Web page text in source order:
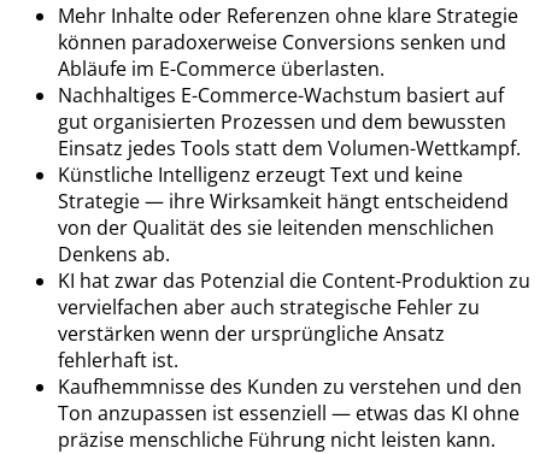
Mehr Inhalte oder Referenzen ohne klare Strategie
können paradoxerweise Conversions senken und
Abläufe im E-Commerce überlasten.
Nachhaltiges E-Commerce-Wachstum basiert auf
gut organisierten Prozessen und dem bewussten
Einsatz jedes Tools statt dem Volumen-Wettkampf.
Künstliche Intelligenz erzeugt Text und keine
Strategie — ihre Wirksamkeit hängt entscheidend
von der Qualität des sie leitenden menschlichen
Denkens ab.
KI hat zwar das Potenzial die Content-Produktion zu
vervielfachen aber auch strategische Fehler zu
verstärken wenn der ursprüngliche Ansatz
fehlerhaft ist.
Kaufhemmnisse des Kunden zu verstehen und den
Ton anzupassen ist essenziell — etwas das KI ohne
präzise menschliche Führung nicht leisten kann.